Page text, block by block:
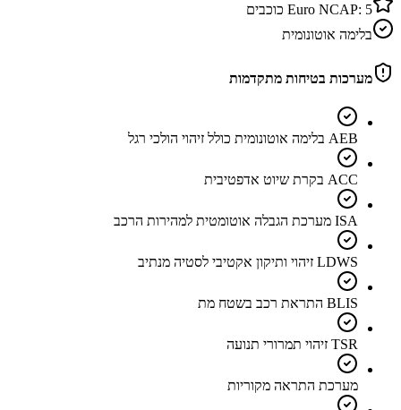
Euro NCAP: 5
כוכבים
בלימה אוטונומית
מערכות בטיחות מתקדמות
AEB בלימה אוטונומית כולל זיהוי הולכי רגל
ACC בקרת שיוט אדפטיבית
ISA מערכת הגבלה אוטומטית למהירות הרכב
LDWS זיהוי ותיקון אקטיבי לסטיה מנתיב
BLIS התראת רכב בשטח מת
TSR זיהוי תמרורי תנועה
מערכת התראה מקוריות